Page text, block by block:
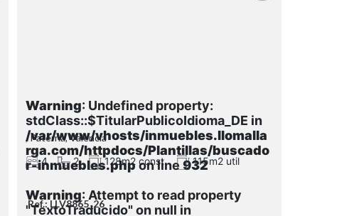
Warning: Undefined property:
stdClass::$TitularPublicoIdioma_DE in
/var/www/vhosts/inmuebles.llomalla
rga.com/httpdocs/Plantillas/buscado
r-inmuebles.phpon line932
Warning: Attempt to read property
"TextoTraducido" on null in
, Paterna, Valencia
4
2 128m2 const. 115m2 util
Ref.: LLV8865_26